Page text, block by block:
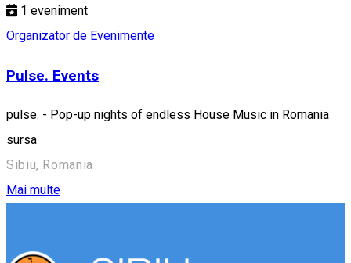
1 eveniment
Organizator de Evenimente
Pulse. Events
pulse. - Pop-up nights of endless House Music in Romania
sursa
Sibiu, Romania
Mai multe